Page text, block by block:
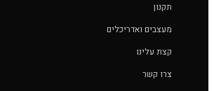
תקנון
מעצבים ואדריכלים
קצת עלינו
צרו קשר